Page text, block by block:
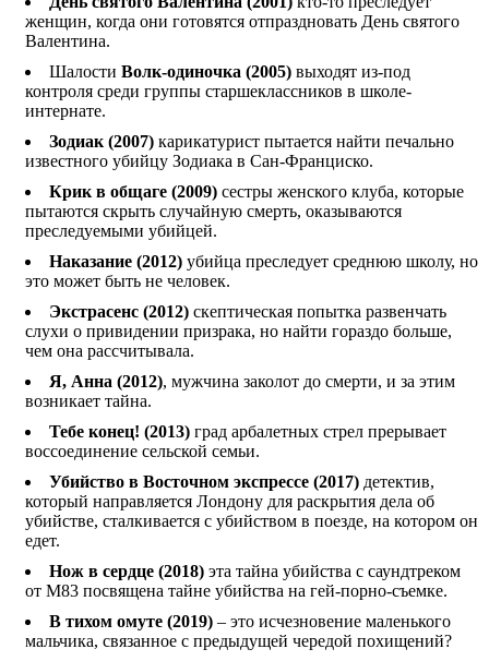
женщин, когда они готовятся отпраздновать День святого
Валентина.
Шалости Волк-одиночка (2005) выходят из-под
контроля среди группы старшеклассников в школе-
интернате.
Зодиак (2007) карикатурист пытается найти печально
известного убийцу Зодиака в Сан-Франциско.
Крик в общаге (2009) сестры женского клуба, которые
пытаются скрыть случайную смерть, оказываются
преследуемыми убийцей.
Наказание (2012) убийца преследует среднюю школу, но
это может быть не человек.
Экстрасенс (2012) скептическая попытка развенчать
слухи о привидении призрака, но найти гораздо больше,
чем она рассчитывала.
Я, Анна (2012), мужчина заколот до смерти, и за этим
возникает тайна.
Тебе конец! (2013) град арбалетных стрел прерывает
воссоединение сельской семьи.
Убийство в Восточном экспрессе (2017) детектив,
который направляется Лондону для раскрытия дела об
убийстве, сталкивается с убийством в поезде, на котором он
едет.
Нож в сердце (2018) эта тайна убийства с саундтреком
от M83 посвящена тайне убийства на гей-порно-съемке.
В тихом омуте (2019) – это исчезновение маленького
мальчика, связанное с предыдущей чередой похищений?